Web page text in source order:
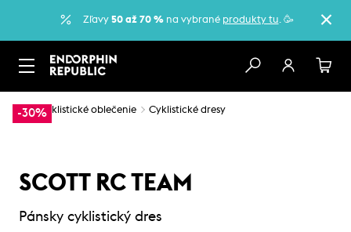
Zľavy 50 až 70 %na vybrané produkty tu. 🥳
-30%
… Cyklistické oblečenie Cyklistické dresy
SCOTT RC TEAM
Pánsky cyklistický dres